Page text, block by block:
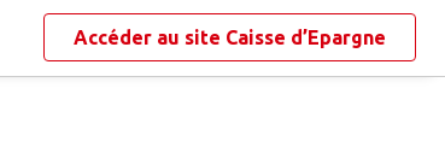
Accéder au site Caisse d’Epargne